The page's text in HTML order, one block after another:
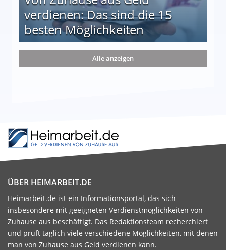
verdienen: Das sind die 15
besten Möglichkeiten
die 15 besten Möglichkeiten
Alle anzeigen
ÜBER HEIMARBEIT.DE
Heimarbeit.de ist ein Informationsportal, das sich
insbesondere mit geeigneten Verdienstmöglichkeiten von
Zuhause aus beschäftigt. Das Redaktionsteam recherchiert
und prüft täglich viele verschiedene Möglichkeiten, mit denen
man von Zuhause aus Geld verdienen kann.